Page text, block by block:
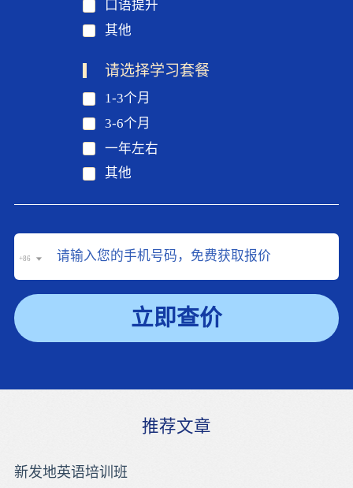
口语提升
其他
请选择学习套餐
1-3个月
3-6个月
一年左右
其他
+86
立即查价
推荐文章
新发地英语培训班